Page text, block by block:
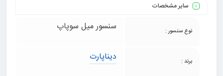
سایر مشخصات
نوع سنسور : سنسور میل سوپاپ
برند : دیناپارت